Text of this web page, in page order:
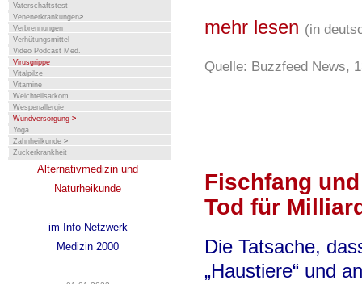
Vaterschaftstest
Venenerkrankungen>
Verbrennungen
Verhütungsmittel
Video Podcast Med.
Virusgrippe
Vitalpilze
Vitamine
Weichteilsarkom
Wespenallergie
Wundversorgung >
Yoga
Zahnheilkunde >
Zuckerkrankheit
Alternativmedizin und
Naturheikunde
im Info-Netzwerk
Medizin 2000
mehr lesen (in
Quelle: Buzzfeed News,
Fischfang
Tod für
Die Tatsache,
„Haustiere“ und